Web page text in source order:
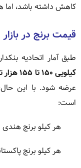
کاهش داشته باشد،
قیمت برنج در
طبق آمار اتحادیه
کیلویی ۱۵۰ تا ۱۵۵ هزار تومان و برنج هندی ۱۲۰ تا ۱۲۵ هزار تومان
عرضه شود. با این
است:
هر کیلو برنج هندی در
هر کیلو برنج پاکستانی در